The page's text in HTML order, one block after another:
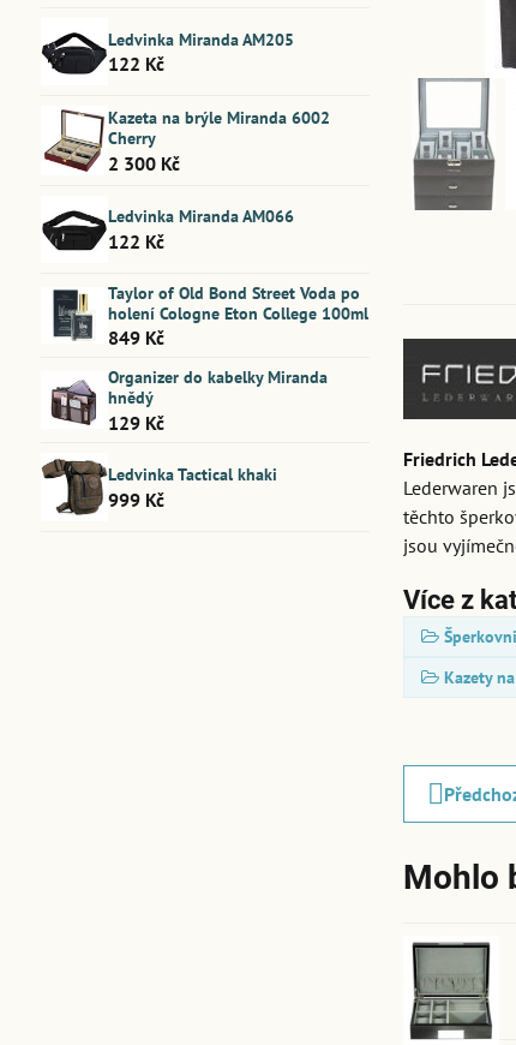
Friedrich
Lederwaren
těchto
jsou
Více z
Kazety
Mohlo
Ledvinka Miranda AM205
122 Kč
Kazeta na brýle Miranda 6002
Cherry
2 300 Kč
Ledvinka Miranda AM066
122 Kč
Taylor of Old Bond Street Voda po
holení Cologne Eton College 100ml
849 Kč
Organizer do kabelky Miranda
hnědý
129 Kč
Ledvinka Tactical khaki
999 Kč